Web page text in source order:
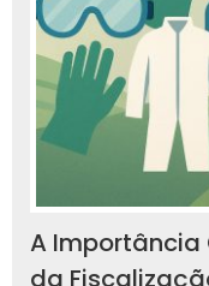
A Importância
da